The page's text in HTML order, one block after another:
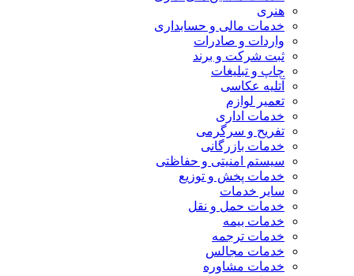
هنری
خدمات مالی و حسابداری
واردات و صادرات
ثبت شرکت و برند
چاپ و تبلیغات
آتلیه عکاسی
تعمیر لوازم
خدمات اداری
تفریح و سرگرمی
خدمات بازرگانی
سیستم امنیتی و حفاظتی
خدمات پخش و توزیع
سایر خدمات
خدمات حمل و نقل
خدمات بیمه
خدمات ترجمه
خدمات مجالس
خدمات مشاوره